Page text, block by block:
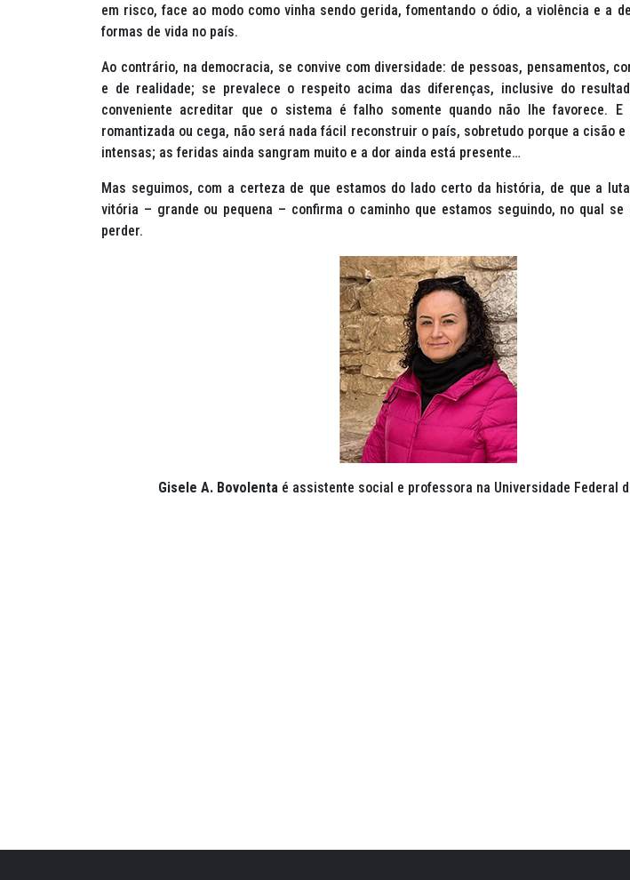
em risco, face ao modo como vinha sendo gerida, fomentando o ódio, a violência e a
formas de vida no país.
Ao contrário, na democracia, se convive com diversidade: de pessoas, pensamentos,
e de realidade; se prevalece o respeito acima das diferenças, inclusive do
conveniente acreditar que o sistema é falho somente quando não lhe favorece.
romantizada ou cega, não será nada fácil reconstruir o país, sobretudo porque a cisão
intensas; as feridas ainda sangram muito e a dor ainda está presente…
Mas seguimos, com a certeza de que estamos do lado certo da história, de que a
vitória – grande ou pequena – confirma o caminho que estamos seguindo, no qual se
perder.
Gisele A. Bovolenta é assistente social e professora na Universidade Federal